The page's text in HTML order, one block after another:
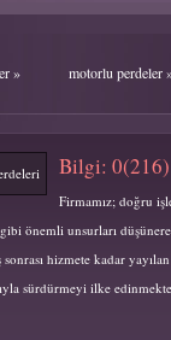
» motorlu perdeler
Bilgi:
Firmamız; doğru
önemli unsurları
sonrası hizmete kadar
sürdürmeyi ilke